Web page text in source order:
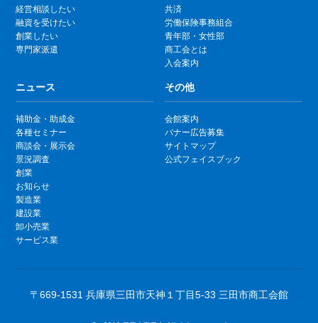
経営相談したい
融資を受けたい
創業したい
専門家派遣
共済
労働保険事務組合
青年部・女性部
商工会とは
入会案内
ニュース
補助金・助成金
各種セミナー
商談会・展示会
景況調査
創業
お知らせ
製造業
建設業
卸小売業
サービス業
その他
会館案内
バナー広告募集
サイトマップ
公式フェイスブック
〒669-1531 兵庫県三田市天神１丁目5-33 三田市商工会館